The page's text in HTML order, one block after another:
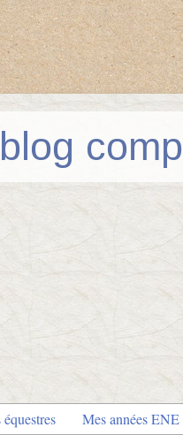
Mes années ENE